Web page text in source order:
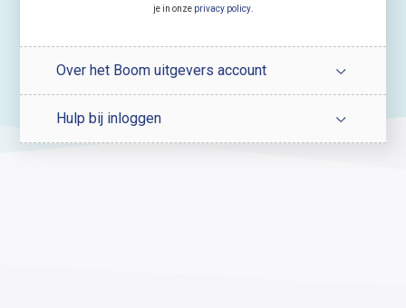
je in onze privacy policy.
Over het Boom uitgevers account
Hulp bij inloggen